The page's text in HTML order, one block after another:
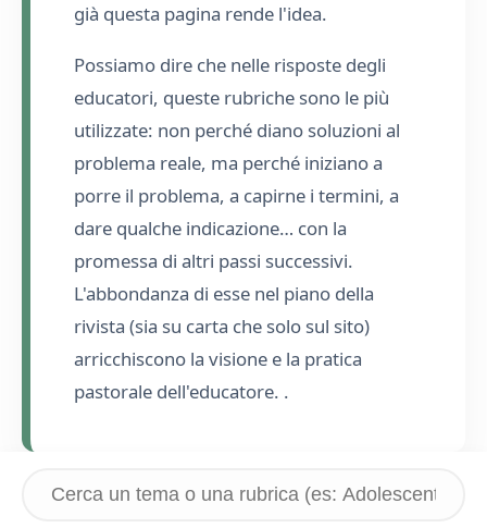
già questa pagina rende l'idea.
Possiamo dire che nelle risposte degli
educatori, queste rubriche sono le più
utilizzate: non perché diano soluzioni al
problema reale, ma perché iniziano a
porre il problema, a capirne i termini, a
dare qualche indicazione… con la
promessa di altri passi successivi.
L'abbondanza di esse nel piano della
rivista (sia su carta che solo sul sito)
arricchiscono la visione e la pratica
pastorale dell'educatore. .